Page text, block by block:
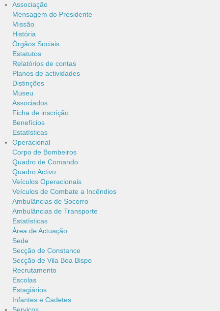
Associação
Mensagem do Presidente
Missão
História
Órgãos Sociais
Estatutos
Relatórios de contas
Planos de actividades
Distinções
Museu
Associados
Ficha de inscrição
Benefícios
Estatísticas
Operacional
Corpo de Bombeiros
Quadro de Comando
Quadro Activo
Veículos Operacionais
Veículos de Combate a Incêndios
Ambulâncias de Socorro
Ambulâncias de Transporte
Estatísticas
Área de Actuação
Sede
Secção de Constance
Secção de Vila Boa Bispo
Recrutamento
Escolas
Estagiários
Infantes e Cadetes